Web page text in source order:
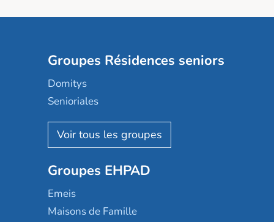
Groupes Résidences seniors
Domitys
Senioriales
Nohée
Les Résidentiels
Mobicap
Domusvi
Happy Senior
Groupes EHPAD
Emeis
Maisons de Famille